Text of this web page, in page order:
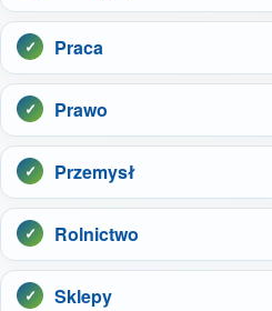
Praca
Prawo
Przemysł
Rolnictwo
Sklepy